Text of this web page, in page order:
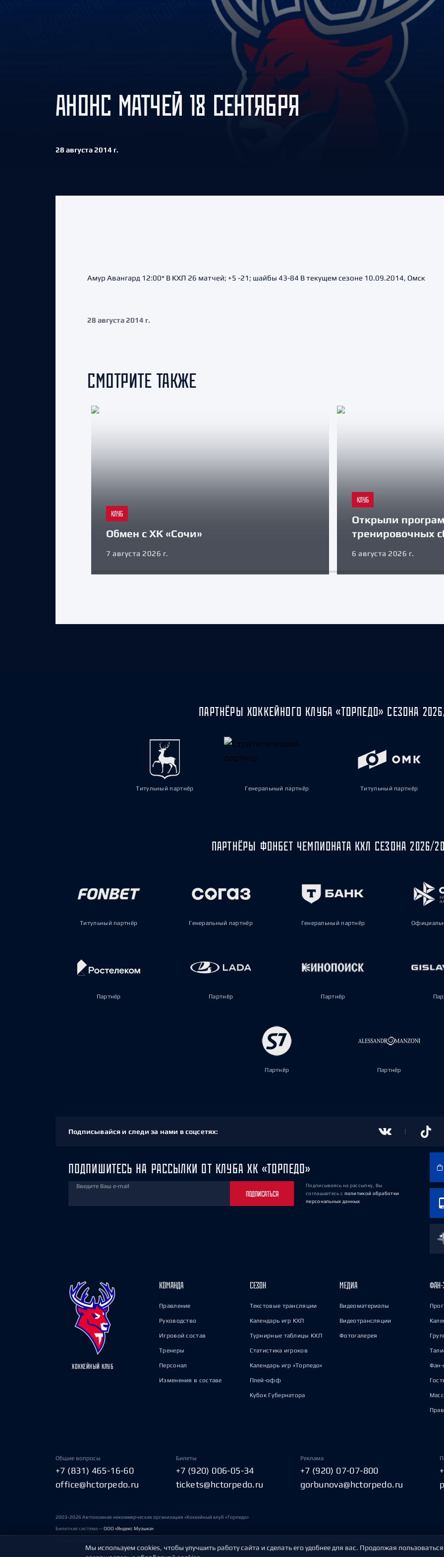
Амур
Барыс
Салават Юлаев
Сибирь
АНОНС МАТЧЕЙ 18 СЕНТЯБРЯ
28 августа 2014 г.
Амур Авангард 12:00* В КХЛ 26 матчей; +5 -21; шайбы 43-84 В текущем сезоне 10.09.2014, Омск
28 августа 2014 г.
СМОТРИТЕ ТАКЖЕ
КЛУБ
Обмен с ХК «Сочи»
7 августа 2026 г.
КЛУБ
Открыли
тренировочных
6 августа 2026 г.
ПАРТНЁРЫ ХОККЕЙНОГО КЛУБА «ТОРПЕДО» СЕЗОНА
Титульный партнёр Генеральный партнёр Титульный партнёр
ПАРТНЁРЫ ФОНБЕТ ЧЕМПИОНАТА КХЛ СЕЗОНА 2026/
Титульный партнёр Генеральный партнёр Генеральный партнёр
Партнёр Партнёр Партнёр
Партнёр Партнёр
Подписывайся и следи за нами в соцсетях:
ПОДПИШИТЕСЬ НА РАССЫЛКИ ОТ КЛУБА ХК «ТОРПЕДО»
Введите Ваш e-mail
ПОДПИСАТЬСЯ
Подписываясь на рассылку, Вы
соглашаетесь с политикой обработки
персональных данных
ХОККЕЙНЫЙ КЛУБ
КОМАНДА
Правление
Руководство
Игровой состав
Тренеры
Персонал
Изменения в составе
СЕЗОН
Текстовые трансляции
Календарь игр КХЛ
Турнирные таблицы КХЛ
Статистика игроков
Календарь игр «Торпедо»
Плей-офф
Кубок Губернатора
МЕДИА
Видеоматериалы
Видеотрансляции
Фотогалерея
ФАН-
Фан-
Общие вопросы
+7 (831) 465-16-60
office@hctorpedo.ru
Билеты
+7 (920) 006-05-34
tickets@hctorpedo.ru
Реклама
+7 (920) 07-07-800
gorbunova@hctorpedo.ru
2003-2026 Автономная некоммерческая организация «Хоккейный клуб «Торпедо»
Билетная система —ООО «Яндекс Музыка»
Мы используем cookies, чтобы улучшить работу сайта и сделать его удобнее для вас. Продолжая